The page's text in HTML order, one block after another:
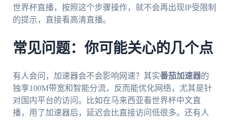
世界杯直播，按照这个步骤操作，就不会再出现IP受限制
的提示，直接看高清直播。
常见问题：你可能关心的几个点
有人会问，加速器会不会影响网速？其实番茄加速器的
独享100M带宽和智能分流，反而能优化网络，尤其是针
对国内平台的访问。比如在马来西亚看世界杯中文直
播，用了加速器后，延迟会比直接访问低很多。还有人